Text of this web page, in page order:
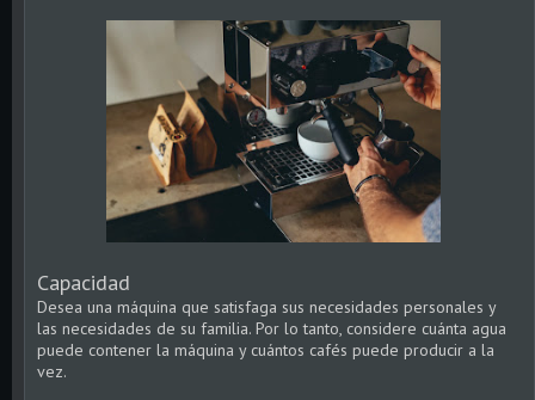
Capacidad
Desea una máquina que satisfaga sus necesidades personales y
las necesidades de su familia. Por lo tanto, considere cuánta agua
puede contener la máquina y cuántos cafés puede producir a la
vez.